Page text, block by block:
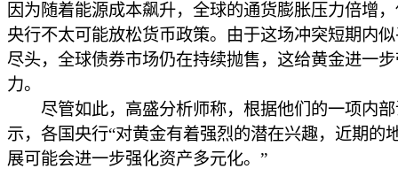
因为随着能源成本飙升，全球的通货膨胀压力倍增
央行不太可能放松货币政策。由于这场冲突短期内
尽头，全球债券市场仍在持续抛售，这给黄金进一
力。
尽管如此，高盛分析师称，根据他们的一项内部
示，各国央行“对黄金有着强烈的潜在兴趣，近期的
展可能会进一步强化资产多元化。”